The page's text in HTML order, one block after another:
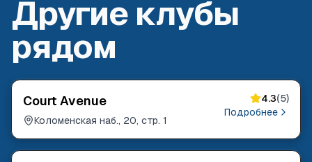
Другие клубы
рядом
Court Avenue
Коломенская наб., 20, стр. 1
4.3(5)
Подробнее